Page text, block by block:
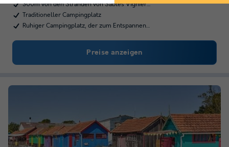
300m von den Stränden von Sables Vignier…
Traditioneller Campingplatz
Ruhiger Campingplatz, der zum Entspannen…
Preise anzeigen